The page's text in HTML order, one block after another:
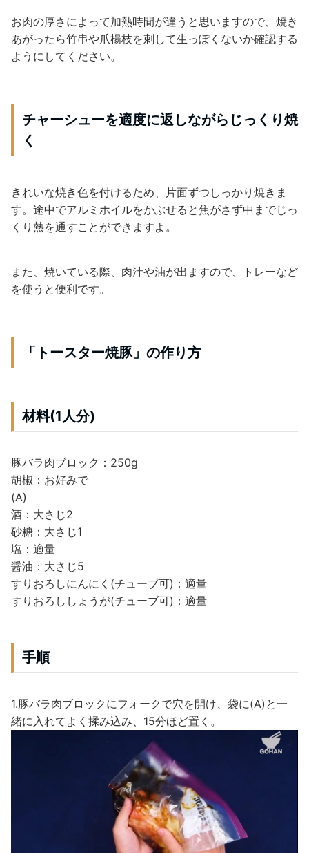
お肉の厚さによって加熱時間が違うと思いますので、焼き
あがったら竹串や爪楊枝を刺して生っぽくないか確認する
ようにしてください。
チャーシューを適度に返しながらじっくり焼
く
きれいな焼き色を付けるため、片面ずつしっかり焼きま
す。途中でアルミホイルをかぶせると焦がさず中までじっ
くり熱を通すことができますよ。
また、焼いている際、肉汁や油が出ますので、トレーなど
を使うと便利です。
「トースター焼豚」の作り方
材料(1人分)
豚バラ肉ブロック：250g
胡椒：お好みで
(A)
酒：大さじ2
砂糖：大さじ1
塩：適量
醤油：大さじ5
すりおろしにんにく(チューブ可)：適量
すりおろししょうが(チューブ可)：適量
手順
1.豚バラ肉ブロックにフォークで穴を開け、袋に(A)と一
緒に入れてよく揉み込み、15分ほど置く。